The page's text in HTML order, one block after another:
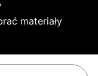
materiały